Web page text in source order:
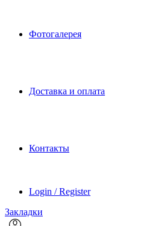
Фотогалерея
Доставка и оплата
Контакты
Login / Register
Закладки